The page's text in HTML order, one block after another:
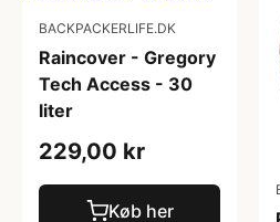
BACKPACKERLIFE.DK
Raincover - Gregory
Tech Access - 30
liter
229,00 kr
Køb her